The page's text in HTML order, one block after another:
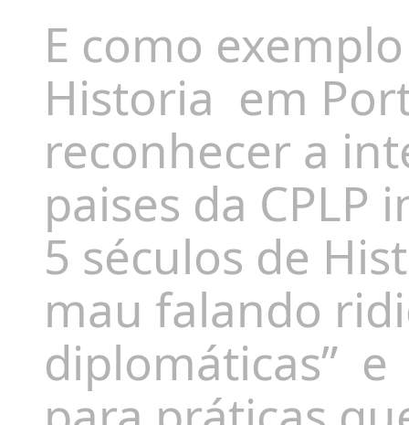
E como
Historia em
reconhecer a
paises da
5 séculos de
mau falando
diplomáticas” e